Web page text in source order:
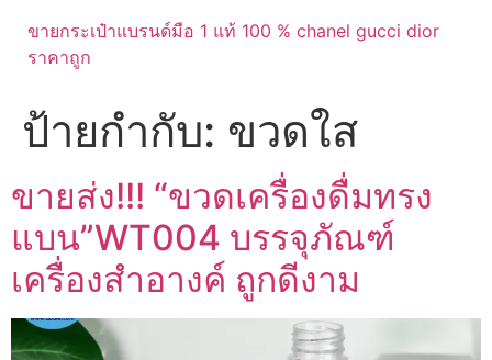
ขายกระเป๋าแบรนด์มือ 1 แท้ 100 % chanel gucci dior
ราคาถูก
ป้ายกำกับ: ขวดใส
ขายส่ง!!! “ขวดเครื่องดื่มทรง
แบน”WT004 บรรจุภัณฑ์
เครื่องสำอางค์ ถูกดีงาม